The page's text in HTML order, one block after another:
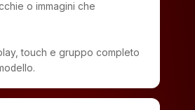
o immagini che
touch e gruppo completo